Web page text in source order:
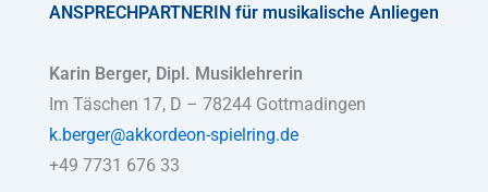
ANSPRECHPARTNERIN für musikalische Anliegen
Karin Berger, Dipl. Musiklehrerin
Im Täschen 17, D – 78244 Gottmadingen
k.berger@akkordeon-spielring.de
+49 7731 676 33